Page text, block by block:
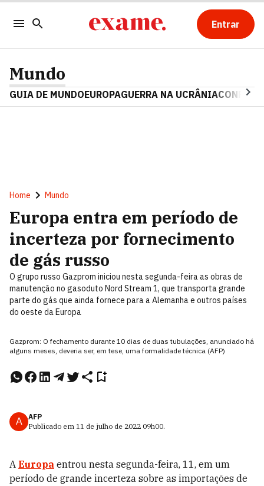
Entrar
Mundo
GUIA DE MUNDOEUROPAGUERRA NA UCRÂNIA
Home Mundo
Europa entra em período de
incerteza por fornecimento
de gás russo
O grupo russo Gazprom iniciou nesta segunda-feira as obras de
manutenção no gasoduto Nord Stream 1, que transporta grande
parte do gás que ainda fornece para a Alemanha e outros países
do oeste da Europa
Gazprom: O fechamento durante 10 dias de duas tubulações, anunciado há
alguns meses, deveria ser, em tese, uma formalidade técnica (AFP)
A
AFP
Publicado em 11 de julho de 2022 09h00.
A Europa entrou nesta segunda-feira, 11, em um
período de grande incerteza sobre as importações de